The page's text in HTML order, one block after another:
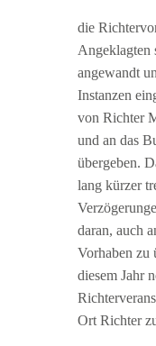
die
Angeklagten
angewandt
Instanzen
von Richter
und an das
übergeben.
lang kürzer
daran, auch
Vorhaben zu
diesem Jahr
Ort Richter